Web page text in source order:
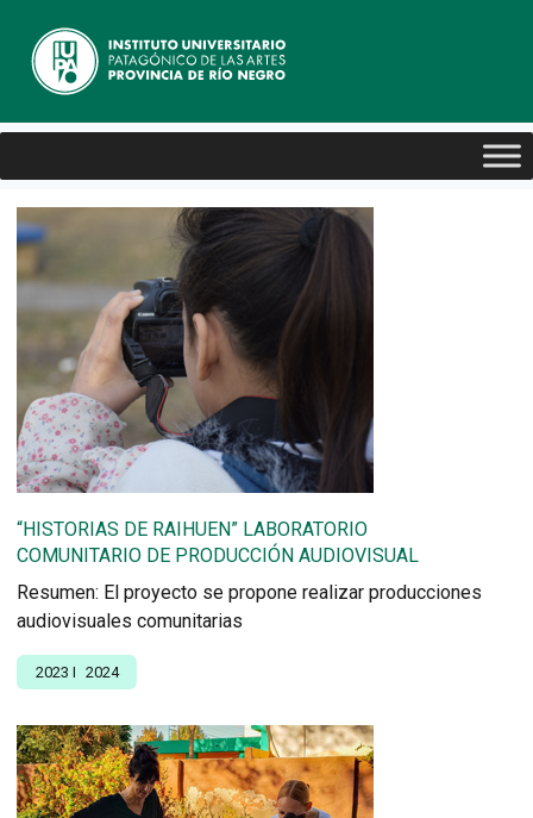
“HISTORIAS DE RAIHUEN” LABORATORIO
COMUNITARIO DE PRODUCCIÓN AUDIOVISUAL
Resumen: El proyecto se propone realizar producciones
audiovisuales comunitarias
2023 I 2024